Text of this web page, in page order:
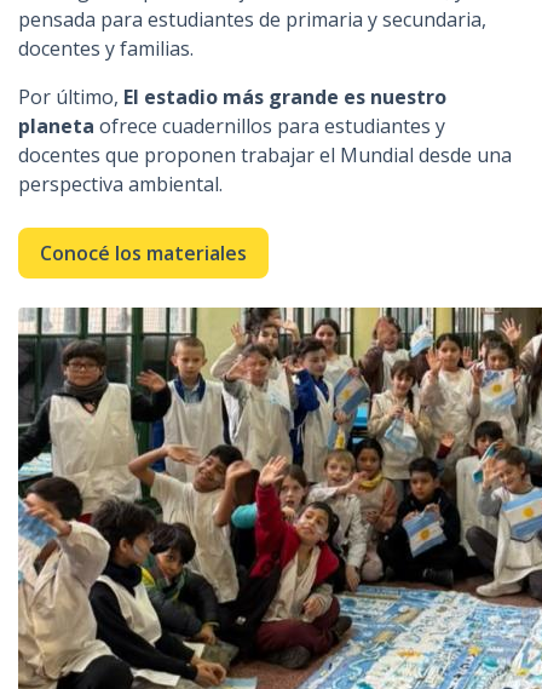
pensada para estudiantes de primaria y secundaria,
docentes y familias.
Por último, El estadio más grande es nuestro
planeta ofrece cuadernillos para estudiantes y
docentes que proponen trabajar el Mundial desde una
perspectiva ambiental.
Conocé los materiales